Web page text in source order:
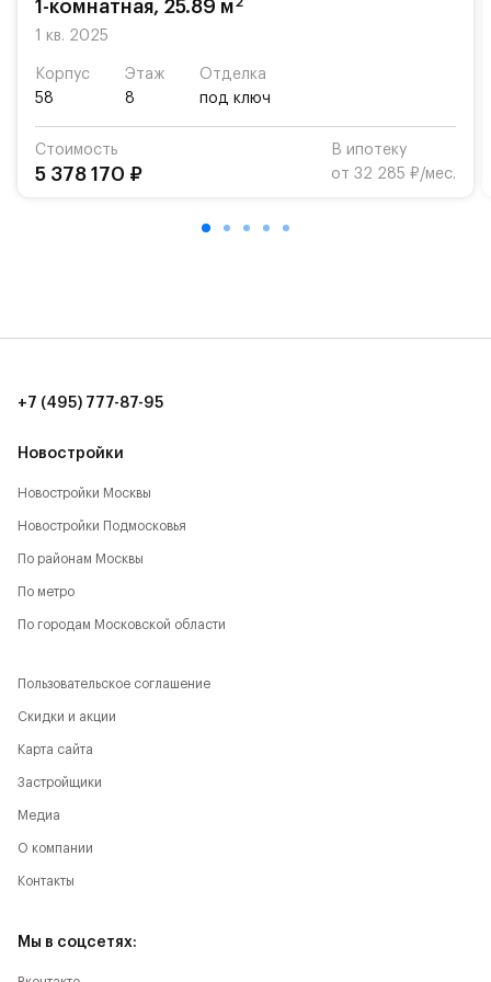
Для автомобилистов — закрытые озеленённые
Территория квартала приватная, въезд
осуществляется по пропускам.#yan19-2r1498823#
1-комнатная, 25.89 м
1 кв. 2025
Корпус
58
Этаж
8
Отделка
под ключ
Стоимость
5 378 170 ₽
В ипотеку
от 32 285 ₽/мес.
Новостройки
Новостройки Москвы
Новостройки Подмосковья
По районам Москвы
По метро
По городам Московской области
+7 (495) 777-87-95
Пользовательское соглашение
Скидки и акции
Карта сайта
Застройщики
Медиа
О компании
Контакты
Мы в соцсетях: